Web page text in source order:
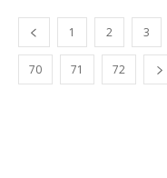
1 2 3
70 71 72